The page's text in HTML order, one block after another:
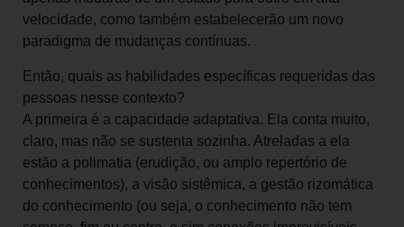
velocidade, como também estabelecerão um novo
paradigma de mudanças contínuas.
Então, quais as habilidades específicas requeridas das
pessoas nesse contexto?
A primeira é a capacidade adaptativa. Ela conta muito,
claro, mas não se sustenta sozinha. Atreladas a ela
estão a polimatia (erudição, ou amplo repertório de
conhecimentos), a visão sistêmica, a gestão rizomática
do conhecimento (ou seja, o conhecimento não tem